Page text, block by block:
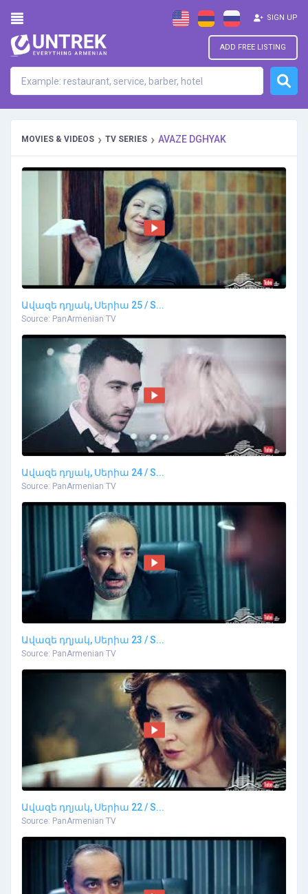
ADD FREE LISTING
SIGN UP
MOVIES & VIDEOS › TV SERIES › AVAZE DGHYAK
Ավազե դղյակ, Սերիա 25 / S...
Source: PanArmenian TV
Ավազե դղյակ, Սերիա 24 / S...
Source: PanArmenian TV
Ավազե դղյակ, Սերիա 23 / S...
Source: PanArmenian TV
Ավազե դղյակ, Սերիա 22 / S...
Source: PanArmenian TV